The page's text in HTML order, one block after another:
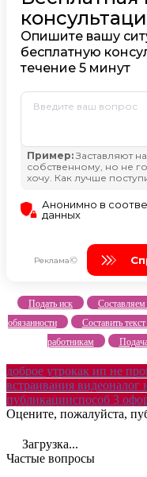
Подать иск Составляем
обязанности
Составить
работникам
доброе утрокак ип не
встраивания видеоналог
публикацииспособ 3
Оцените, пожалуйста,
Загрузка...
Частые вопросы